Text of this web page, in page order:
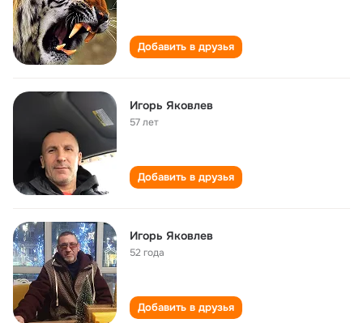
Добавить в друзья
Игорь Яковлев
57 лет
Добавить в друзья
Игорь Яковлев
52 года
Добавить в друзья